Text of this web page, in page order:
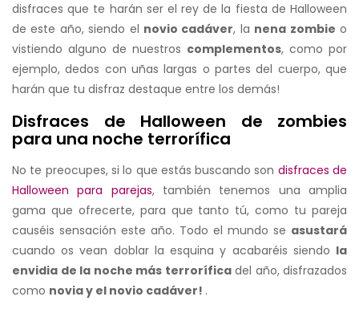
disfraces que te harán ser el rey de la fiesta de Halloween
de este año, siendo el novio cadáver, la nena zombie o
vistiendo alguno de nuestros complementos, como por
ejemplo, dedos con uñas largas o partes del cuerpo, que
harán que tu disfraz destaque entre los demás!
Disfraces de Halloween de zombies
para una noche terrorífica
No te preocupes, si lo que estás buscando son disfraces de
Halloween para parejas, también tenemos una amplia
gama que ofrecerte, para que tanto tú, como tu pareja
causéis sensación este año. Todo el mundo se asustará
cuando os vean doblar la esquina y acabaréis siendo la
envidia de la noche más terroríficadel año, disfrazados
como novia y el novio cadáver! .